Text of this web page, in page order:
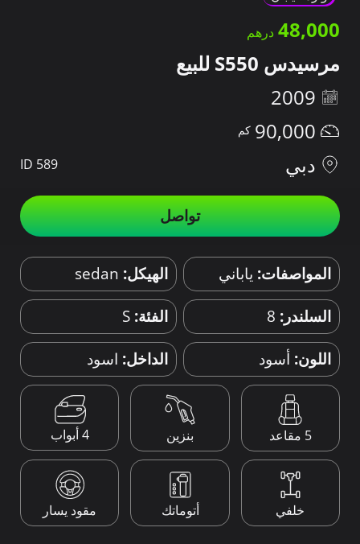
48,000
مرسيدس S550 للبيع
2009
90,000
دبي
ID 589
تواصل
المواصفات: ياباني الهيكل: sedan
السلندر: 8 الفئة: S
اللون: أسود الداخل: اسود
5 مقاعد بنزين 4 أبواب
خلفي أتوماتك مقود يسار